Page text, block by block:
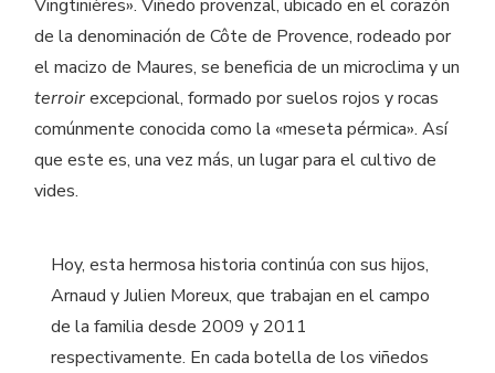
Vingtinières». Viñedo provenzal, ubicado en el corazón
de la denominación de Côte de Provence, rodeado por
el macizo de Maures, se beneficia de un microclima y un
terroirexcepcional, formado por suelos rojos y rocas
comúnmente conocida como la «meseta pérmica». Así
que este es, una vez más, un lugar para el cultivo de
vides.
Hoy, esta hermosa historia continúa con sus hijos,
Arnaud y Julien Moreux, que trabajan en el campo
de la familia desde 2009 y 2011
respectivamente. En cada botella de los viñedos